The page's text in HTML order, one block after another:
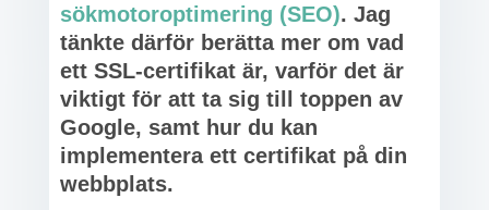
sökmotoroptimering (SEO). Jag
tänkte därför berätta mer om vad
ett SSL-certifikat är, varför det är
viktigt för att ta sig till toppen av
Google, samt hur du kan
implementera ett certifikat på din
webbplats.